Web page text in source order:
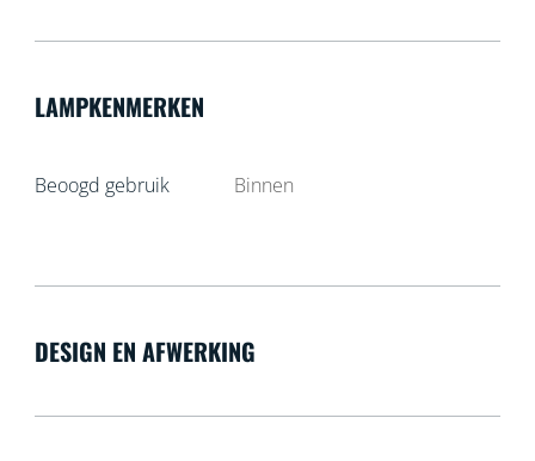
LAMPKENMERKEN
Beoogd gebruik Binnen
DESIGN EN AFWERKING